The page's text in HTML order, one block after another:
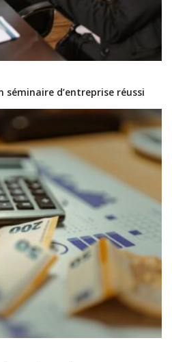
séminaire d’entreprise réussi